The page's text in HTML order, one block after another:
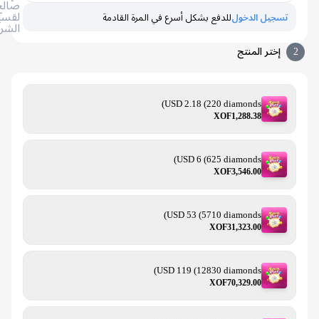
صالح
لقسيمة
تسجيل الدخول للدفع بشكل أسرع في المرة القادمة
إختر المنتج
USD 2.18 (220 diamonds)
XOF1,288.38
USD 6 (625 diamonds)
XOF3,546.00
USD 53 (5710 diamonds)
XOF31,323.00
USD 119 (12830 diamonds)
XOF70,329.00